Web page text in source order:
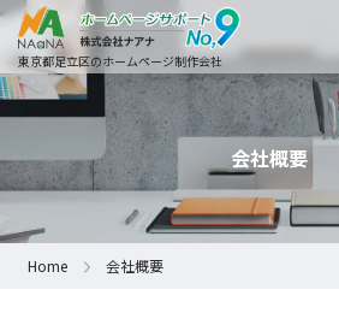
東京都足立区のホームページ制作会社
会社概要
Home 会社概要